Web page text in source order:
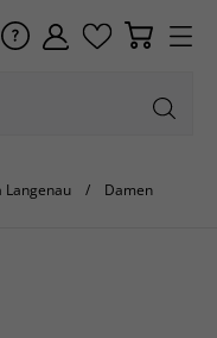
Langenau Damen